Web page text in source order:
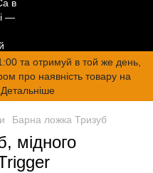
та отримуй в той же день,
про наявність товару на
Детальніше
Барна ложка Тризуб
мідного